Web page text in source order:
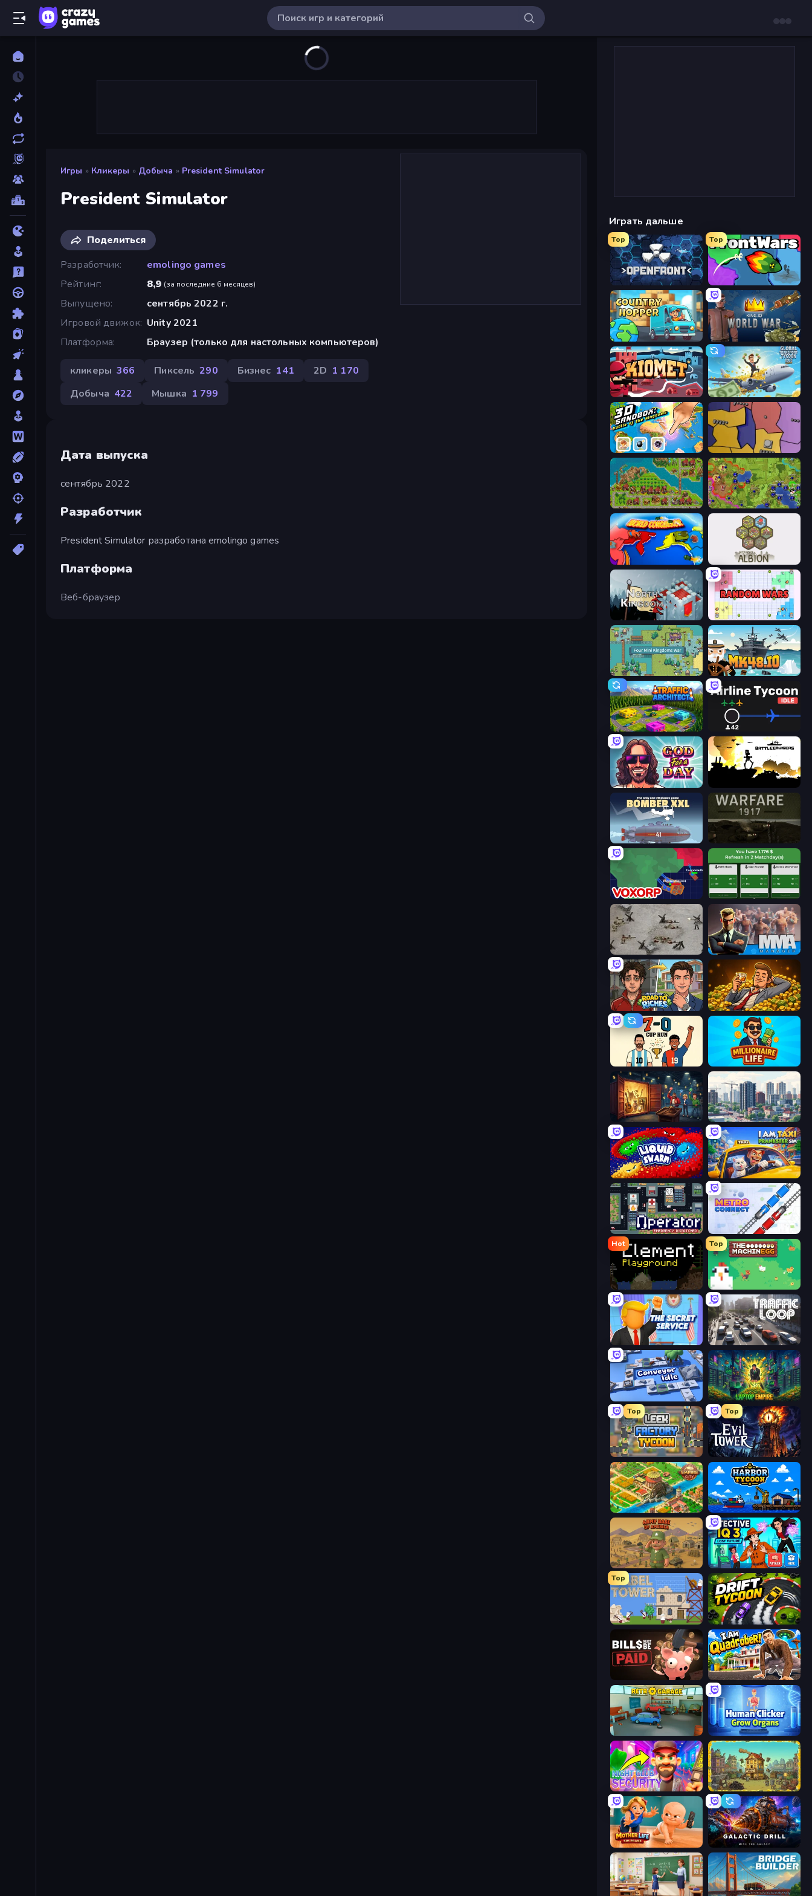
Игры » Кликеры » Добыча » President Simulator
President Simulator
Поделиться
Разработчик
emolingo games
Рейтинг
8,9 (за последние 6 месяцев)
Выпущено
сентябрь 2022 г.
Игровой движок Unity 2021
Платформа
Браузер (только для настольных компьютеров)
кликеры 366 Пиксель 290 Бизнес 141 2D 1 170
Добыча 422 Мышка 1 799
Дата выпуска
сентябрь 2022
Разработчик
President Simulator разработана emolingo games
Платформа
Веб-браузер
Играть дальше
Top
Openfront
Top
FrontWars.io
Country Hopper King.io World War
Kiomet Global Transport Tycoon Idle
3D Sandbox: Battle of the Kingdoms Compact Conflict
City Idle Hex Empire
World Conqueror Settlers of Albion
North Kingdom: Siege Castle Random Wars
Four Mini Kingdoms War Mk48.io
Traffic Architect Airline Tycoon Idle
God For a Day: Prequel
Bomber XXL Warfare 1917
Voxorp Idle Soccer Manager
Warfare 1944 MMA Manager 2
Life Simulator: Road to Riches Idle Billionaire Tycoon
Millionaire Life
Container Auction SuperCity 3D
Liquid Swarm I Am Taxi Prankster Sim
Operator: Emergency Dispatcher Metro Connect
Hot
Element Playground
Top
The MachinEGG
The Secret Service Traffic Loop
Conveyor Idle Laptop Empire
Top
Leek Factory Tycoon
Top
Evil Tower
Empire City Harbor Tycoon
Army Base Of America Detective IQ 3
Top
Babel Tower Drift Tycoon
Bills Must Be Paid I Am Quadrober!
Human Clicker: Grow Organs
Night Club Security The Garbaggio Hotel
Mother Life Simulator: Prank Galactic Drill